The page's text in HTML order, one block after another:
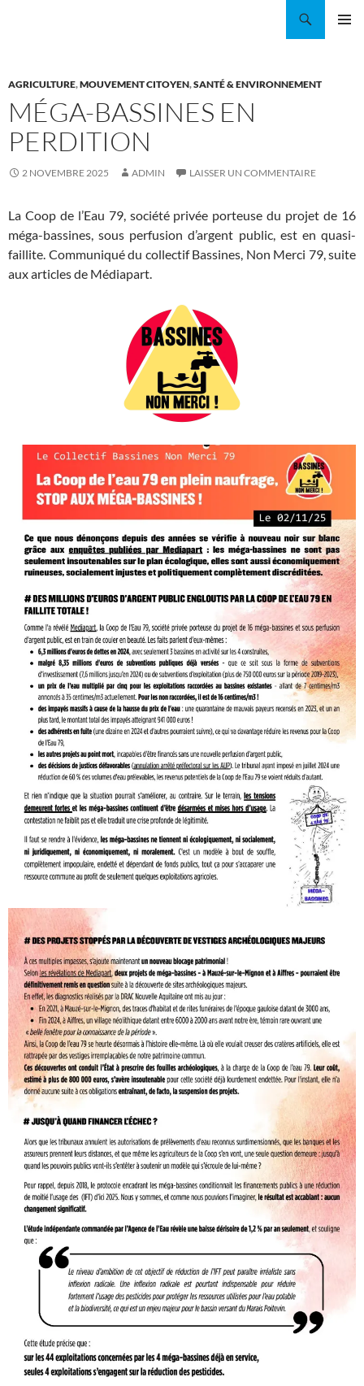
AGRICULTURE,MOUVEMENT CITOYEN,SANTÉ & ENVIRONNEMENT
MÉGA-BASSINES EN
PERDITION
2 NOVEMBRE 2025 ADMIN LAISSER UN COMMENTAIRE
La Coop de l’Eau 79, société privée porteuse du projet de 16
méga-bassines, sous perfusion d’argent public, est en quasi-
faillite. Communiqué du collectif Bassines, Non Merci 79, suite
aux articles de Médiapart.